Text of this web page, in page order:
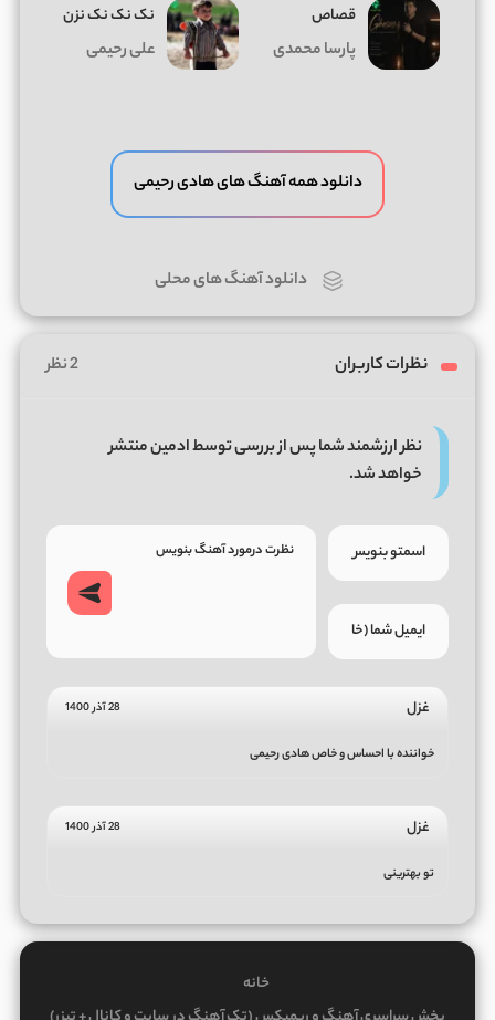
قصاص
پارسا محمدی
نک نک نک نزن
علی رحیمی
دانلود همه آهنگ های هادی رحیمی
دانلود آهنگ های محلی
نظرات کاربران 2 نظر
نظر ارزشمند شما پس از بررسی توسط ادمین منتشر
خواهد شد.
غزل 28 آذر 1400
خواننده با احساس و خاص هادی رحیمی
غزل 28 آذر 1400
تو بهترینی
خانه